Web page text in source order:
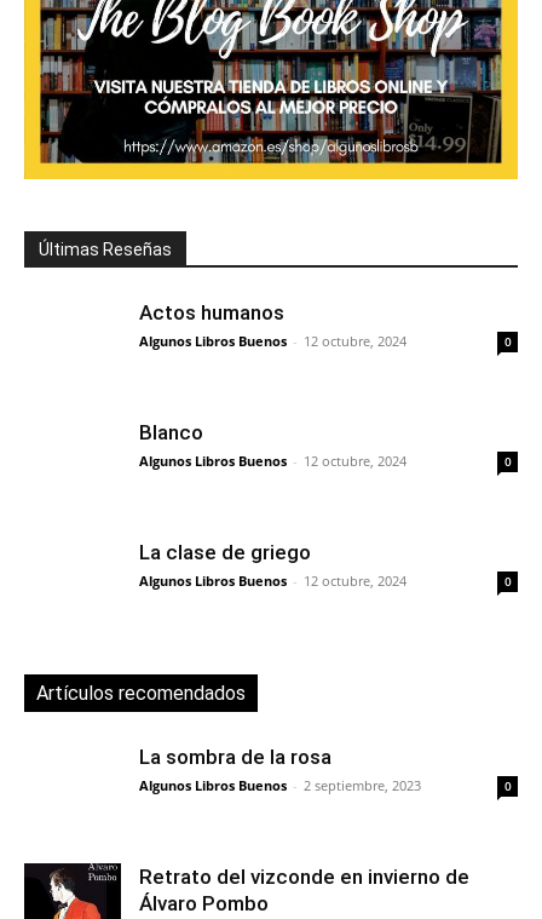
Últimas Reseñas
Actos humanos
Algunos Libros Buenos - 12 octubre, 2024 0
Blanco
Algunos Libros Buenos - 12 octubre, 2024 0
La clase de griego
Algunos Libros Buenos - 12 octubre, 2024 0
Artículos recomendados
La sombra de la rosa
Algunos Libros Buenos - 2 septiembre, 2023 0
Retrato del vizconde en invierno de
Álvaro Pombo